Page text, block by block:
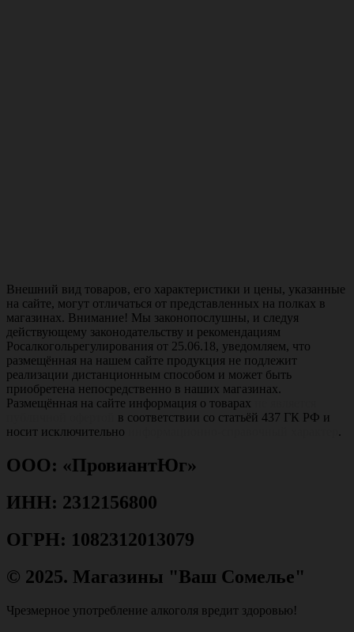
Внешний вид товаров, его характеристики и цены, указанные
на сайте, могут отличаться от представленных на полках в
магазинах. Внимание! Мы законопослушны, и следуя
действующему законодательству и рекомендациям
Росалкогольрегулирования от 25.06.18, уведомляем, что
размещённая на нашем сайте продукция не подлежит
реализации дистанционным способом и может быть
приобретена непосредственно в наших магазинах.
Размещённая на сайте информация о товарах
в соответствии со статьёй 437 ГК РФ и
носит исключительно
.
ООО: «ПровиантЮг»
ИНН: 2312156800
ОГРН: 1082312013079
© 2025. Магазины "Ваш Сомелье"
Чрезмерное употребление алкоголя вредит здоровью!